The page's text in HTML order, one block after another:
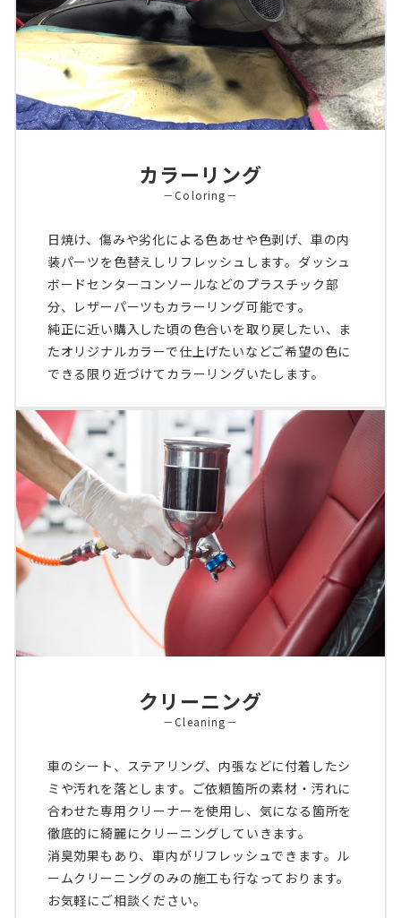
カラーリング
－Coloring－
日焼け、傷みや劣化による色あせや色剥げ、車の内
装パーツを色替えしリフレッシュします。ダッシュ
ボードセンターコンソールなどのプラスチック部
分、レザーパーツもカラーリング可能です。
純正に近い購入した頃の色合いを取り戻したい、ま
たオリジナルカラーで仕上げたいなどご希望の色に
できる限り近づけてカラーリングいたします。
クリーニング
－Cleaning－
車のシート、ステアリング、内張などに付着したシ
ミや汚れを落とします。ご依頼箇所の素材・汚れに
合わせた専用クリーナーを使用し、気になる箇所を
徹底的に綺麗にクリーニングしていきます。
消臭効果もあり、車内がリフレッシュできます。ル
ームクリーニングのみの施工も行なっております。
お気軽にご相談ください。